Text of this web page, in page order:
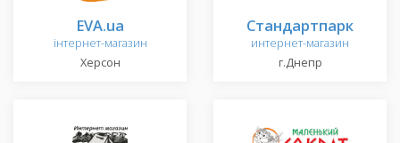
EVA.ua
інтернет-магазин
Херсон
Стандартпарк
интернет-магазин
г.Днепр